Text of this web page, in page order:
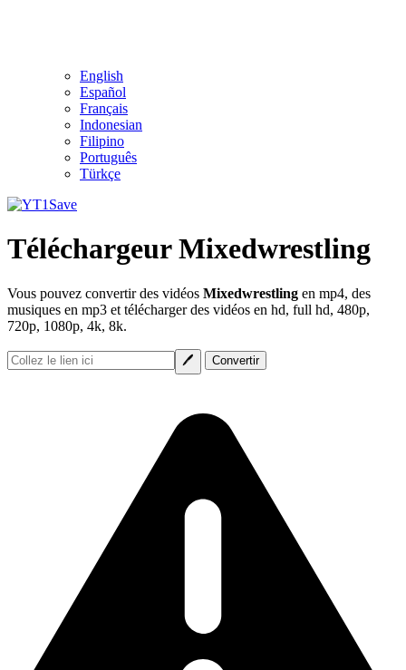
English
Español
Français
Indonesian
Filipino
Português
Türkçe
Téléchargeur Mixedwrestling
Vous pouvez convertir des vidéos Mixedwrestling en mp4, des
musiques en mp3 et télécharger des vidéos en hd, full hd, 480p,
720p, 1080p, 4k, 8k.